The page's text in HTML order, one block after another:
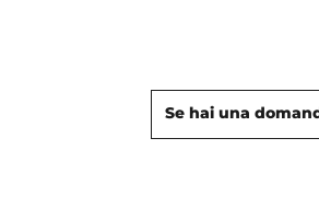
Se hai una